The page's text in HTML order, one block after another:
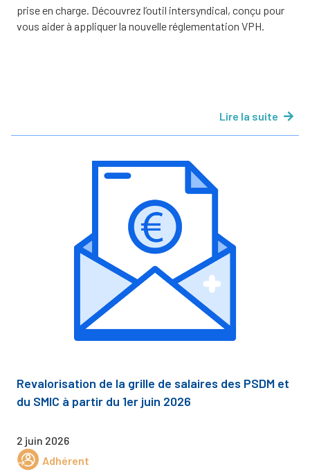
prise en charge. Découvrez l’outil intersyndical, conçu pour
vous aider à appliquer la nouvelle réglementation VPH.
Lire la suite
Revalorisation de la grille de salaires des PSDM et
du SMIC à partir du 1er juin 2026
2 juin 2026
Adhérent